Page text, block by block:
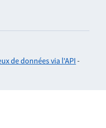
de données via l'API -